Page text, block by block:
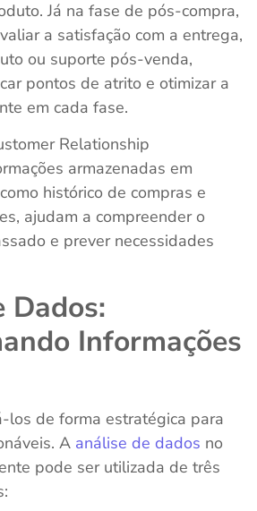
Já na fase de pós-compra,
a satisfação com a entrega,
ou suporte pós-venda,
pontos de atrito e otimizar a
em cada fase.
Relationship
armazenadas em
histórico de compras e
ajudam a compreender o
e prever necessidades
Dados:
Informações
los de forma estratégica para
A análise de dados no
pode ser utilizada de três